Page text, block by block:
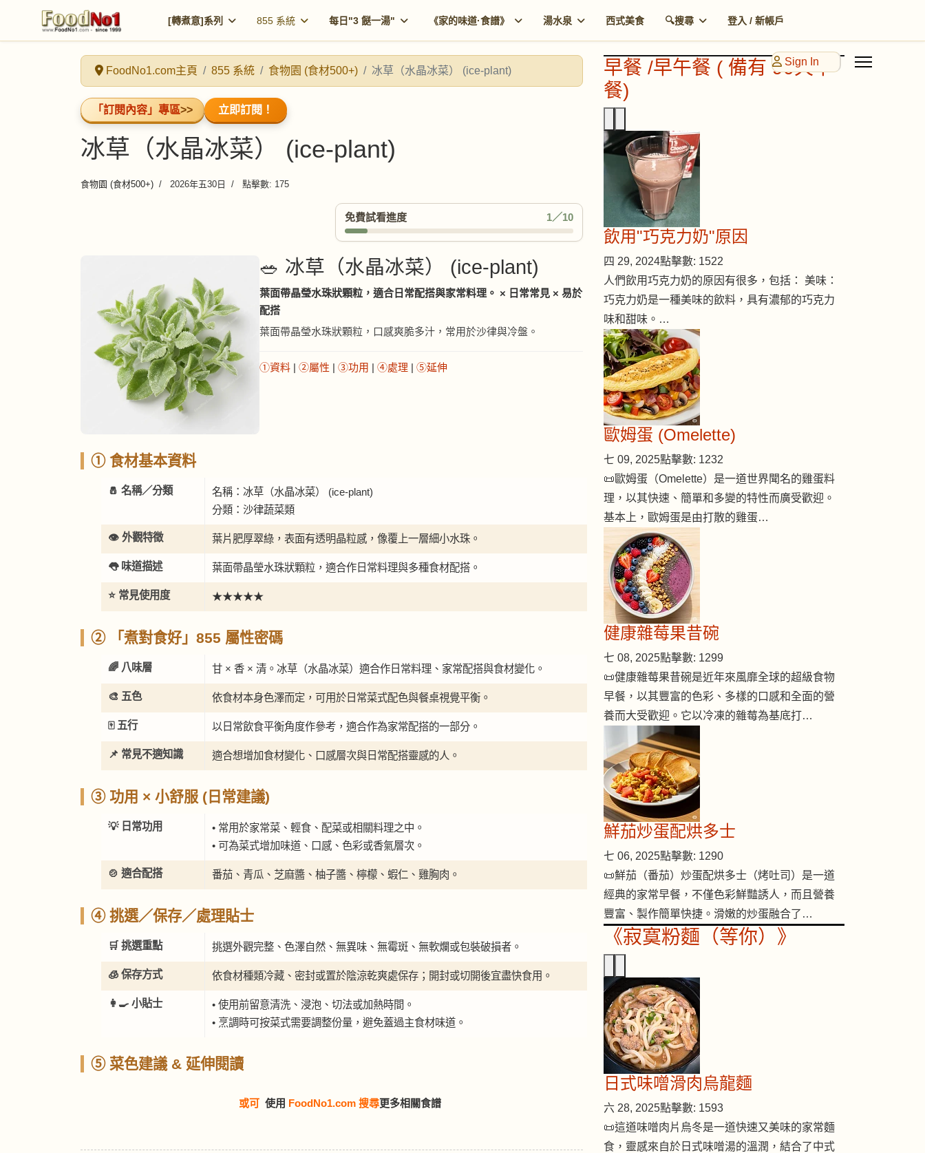
[轉煮意]系列 855 系統 每日"3 餸一湯" 《家的味道·食譜》 湯水泉 西式美食 🔍搜尋 登入 / 新帳戶
Sign In
FoodNo1.com主頁 855 系統 食物園 (食材500+) 冰草（水晶冰菜） (ice-plant)
「訂閱內容」專區>> 立即訂閱！
冰草（水晶冰菜） (ice-plant)
食物園 (食材500+) 2026年五30日 點擊數: 175
免費試看進度 1／10
🥗 冰草（水晶冰菜） (ice-plant)
葉面帶晶瑩水珠狀顆粒，適合日常配搭與家常料理。 × 日常常見 × 易於
配搭
葉面帶晶瑩水珠狀顆粒，口感爽脆多汁，常用於沙律與冷盤。
①資料 | ②屬性 | ③功用 | ④處理 | ⑤延伸
① 食材基本資料
🧂 名稱／分類
名稱：冰草（水晶冰菜） (ice-plant)
分類：沙律蔬菜類
👁️ 外觀特徵 葉片肥厚翠綠，表面有透明晶粒感，像覆上一層細小水珠。
👅 味道描述 葉面帶晶瑩水珠狀顆粒，適合作日常料理與多種食材配搭。
⭐ 常見使用度 ★★★★★
② 「煮對食好」855 屬性密碼
🌈 八味層 甘 × 香 × 清。冰草（水晶冰菜）適合作日常料理、家常配搭與食材變化。
🎨 五色 依食材本身色澤而定，可用於日常菜式配色與餐桌視覺平衡。
🀄 五行 以日常飲食平衡角度作參考，適合作為家常配搭的一部分。
📌 常見不適知識 適合想增加食材變化、口感層次與日常配搭靈感的人。
③ 功用 × 小舒服 (日常建議)
💡 日常功用
• 常用於家常菜、輕食、配菜或相關料理之中。
• 可為菜式增加味道、口感、色彩或香氣層次。
🍲 適合配搭 番茄、青瓜、芝麻醬、柚子醬、檸檬、蝦仁、雞胸肉。
④ 挑選／保存／處理貼士
🛒 挑選重點 挑選外觀完整、色澤自然、無異味、無霉斑、無軟爛或包裝破損者。
🧊 保存方式 依食材種類冷藏、密封或置於陰涼乾爽處保存；開封或切開後宜盡快食用。
👩‍🍳 小貼士
• 使用前留意清洗、浸泡、切法或加熱時間。
• 烹調時可按菜式需要調整份量，避免蓋過主食材味道。
⑤ 菜色建議 & 延伸閱讀
或可 使用 FoodNo1.com 搜尋更多相關食譜
早餐 /早午餐 ( 備有 90天早
餐)
飲用"巧克力奶"原因
四 29, 2024點擊數: 1522
人們飲用巧克力奶的原因有很多，包括： 美味：
巧克力奶是一種美味的飲料，具有濃郁的巧克力
味和甜味。…
歐姆蛋 (Omelette)
七 09, 2025點擊數: 1232
📜歐姆蛋（Omelette）是一道世界聞名的雞蛋料
理，以其快速、簡單和多變的特性而廣受歡迎。
基本上，歐姆蛋是由打散的雞蛋…
健康雜莓果昔碗
七 08, 2025點擊數: 1299
📜健康雜莓果昔碗是近年來風靡全球的超級食物
早餐，以其豐富的色彩、多樣的口感和全面的營
養而大受歡迎。它以冷凍的雜莓為基底打…
鮮茄炒蛋配烘多士
七 06, 2025點擊數: 1290
📜鮮茄（番茄）炒蛋配烘多士（烤吐司）是一道
經典的家常早餐，不僅色彩鮮豔誘人，而且營養
豐富、製作簡單快捷。滑嫩的炒蛋融合了…
《寂寞粉麵（等你）》
日式味噌滑肉烏龍麵
六 28, 2025點擊數: 1593
📜這道味噌肉片烏冬是一道快速又美味的家常麵
食，靈感來自於日式味噌湯的溫潤，結合了中式